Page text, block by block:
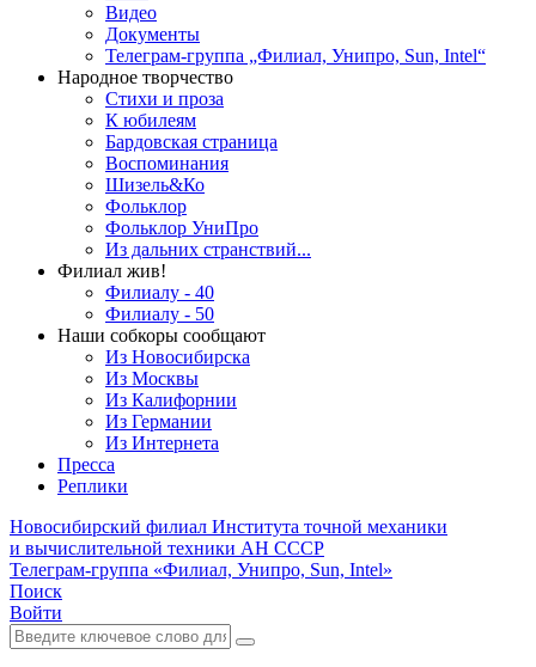
Видео
Документы
Телеграм-группа „Филиал, Унипро, Sun, Intel“
Народное творчество
Стихи и проза
К юбилеям
Бардовская страница
Воспоминания
Шизель&Ко
Фольклор
Фольклор УниПро
Из дальних странствий...
Филиал жив!
Филиалу - 40
Филиалу - 50
Наши собкоры сообщают
Из Новосибирска
Из Москвы
Из Калифорнии
Из Германии
Из Интернета
Пресса
Реплики
Новосибирский филиал Института точной механики
и вычислительной техники АН СССР
Телеграм-группа «Филиал, Унипро, Sun, Intel»
Поиск
Войти